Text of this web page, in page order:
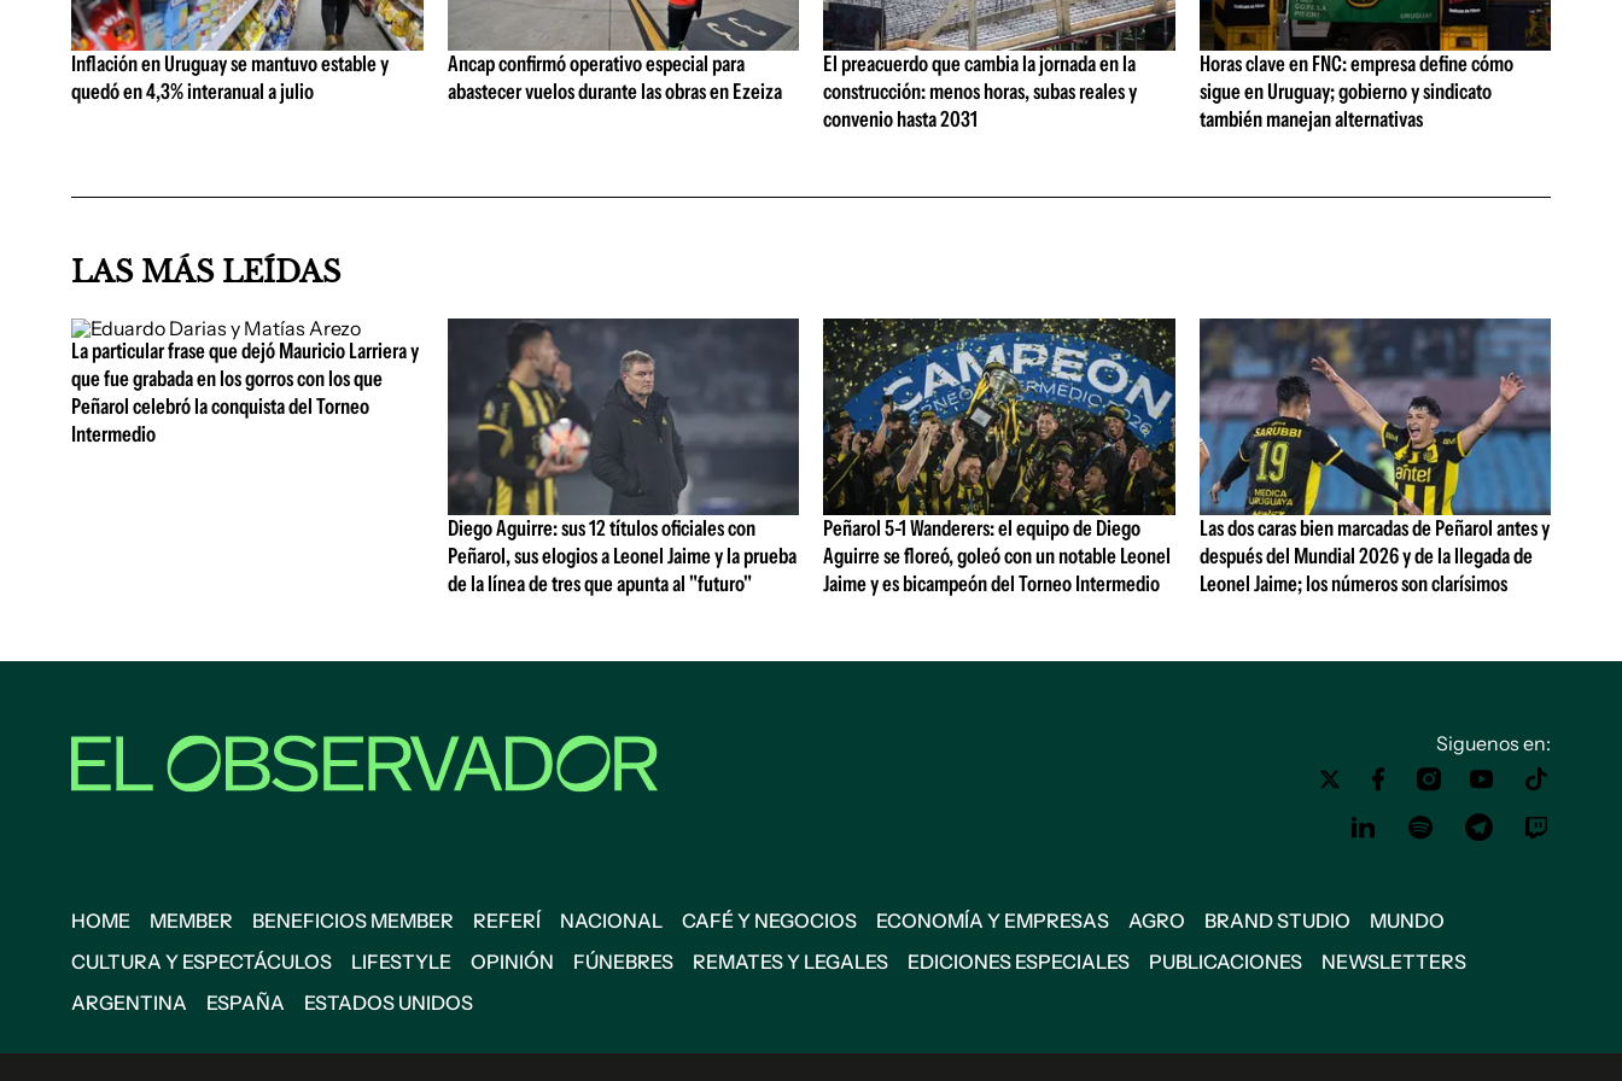
Inflación en Uruguay se mantuvo estable y
quedó en 4,3% interanual a julio
Ancap confirmó operativo especial para
abastecer vuelos durante las obras en Ezeiza
El preacuerdo que cambia la jornada en la
construcción: menos horas, subas reales y
convenio hasta 2031
Horas clave en FNC: empresa define cómo
sigue en Uruguay; gobierno y sindicato
también manejan alternativas
LAS MÁS LEÍDAS
La particular frase que dejó Mauricio Larriera y
que fue grabada en los gorros con los que
Peñarol celebró la conquista del Torneo
Intermedio
Diego Aguirre: sus 12 títulos oficiales con
Peñarol, sus elogios a Leonel Jaime y la prueba
de la línea de tres que apunta al "futuro"
Peñarol 5-1 Wanderers: el equipo de Diego
Aguirre se floreó, goleó con un notable Leonel
Jaime y es bicampeón del Torneo Intermedio
Las dos caras bien marcadas de Peñarol antes y
después del Mundial 2026 y de la llegada de
Leonel Jaime; los números son clarísimos
Siguenos en:
HOME MEMBER BENEFICIOS MEMBER REFERÍ NACIONAL CAFÉ Y NEGOCIOS ECONOMÍA Y EMPRESAS AGRO BRAND STUDIO
MUNDO
CULTURA Y ESPECTÁCULOS
LIFESTYLE OPINIÓN FÚNEBRES REMATES Y LEGALES EDICIONES ESPECIALES PUBLICACIONES
NEWSLETTERS
ARGENTINA
ESPAÑA ESTADOS UNIDOS